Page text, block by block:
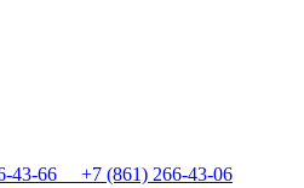
43-66
+7 (861) 266-43-06